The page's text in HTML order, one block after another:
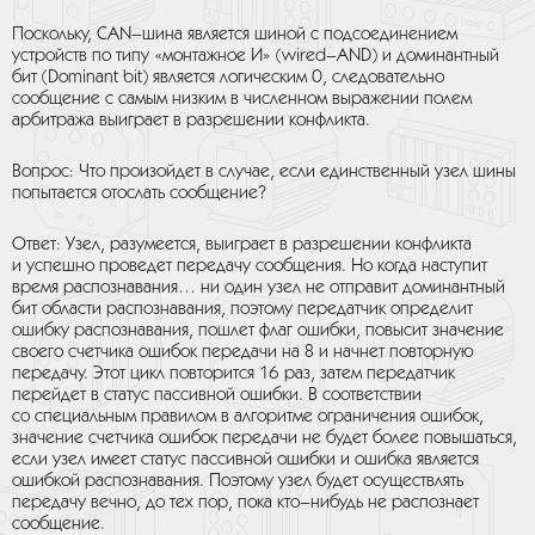
Поскольку, CAN–шина является шиной с подсоединением
устройств по типу «монтажное И» (wired–AND) и доминантный
бит (Dominant bit) является логическим 0, следовательно
сообщение с самым низким в численном выражении полем
арбитража выиграет в разрешении конфликта.
Вопрос: Что произойдет в случае, если единственный узел шины
попытается отослать сообщение?
Ответ: Узел, разумеется, выиграет в разрешении конфликта
и успешно проведет передачу сообщения. Но когда наступит
время распознавания… ни один узел не отправит доминантный
бит области распознавания, поэтому передатчик определит
ошибку распознавания, пошлет флаг ошибки, повысит значение
своего счетчика ошибок передачи на 8 и начнет повторную
передачу. Этот цикл повторится 16 раз, затем передатчик
перейдет в статус пассивной ошибки. В соответствии
со специальным правилом в алгоритме ограничения ошибок,
значение счетчика ошибок передачи не будет более повышаться,
если узел имеет статус пассивной ошибки и ошибка является
ошибкой распознавания. Поэтому узел будет осуществлять
передачу вечно, до тех пор, пока кто–нибудь не распознает
сообщение.